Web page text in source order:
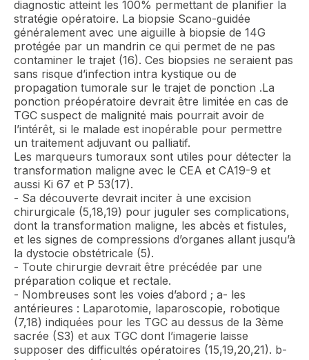
diagnostic atteint les 100% permettant de planifier la
stratégie opératoire. La biopsie Scano-guidée
généralement avec une aiguille à biopsie de 14G
protégée par un mandrin ce qui permet de ne pas
contaminer le trajet (16). Ces biopsies ne seraient pas
sans risque d’infection intra kystique ou de
propagation tumorale sur le trajet de ponction .La
ponction préopératoire devrait être limitée en cas de
TGC suspect de malignité mais pourrait avoir de
l’intérêt, si le malade est inopérable pour permettre
un traitement adjuvant ou palliatif.
Les marqueurs tumoraux sont utiles pour détecter la
transformation maligne avec le CEA et CA19-9 et
aussi Ki 67 et P 53(17).
- Sa découverte devrait inciter à une excision
chirurgicale (5,18,19) pour juguler ses complications,
dont la transformation maligne, les abcès et fistules,
et les signes de compressions d’organes allant jusqu’à
la dystocie obstétricale (5).
- Toute chirurgie devrait être précédée par une
préparation colique et rectale.
- Nombreuses sont les voies d’abord ; a- les
antérieures : Laparotomie, laparoscopie, robotique
(7,18) indiquées pour les TGC au dessus de la 3ème
sacrée (S3) et aux TGC dont l’imagerie laisse
supposer des difficultés opératoires (15,19,20,21). b-